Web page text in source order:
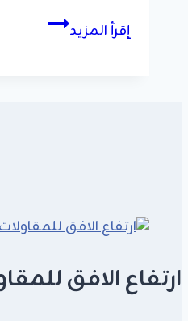
إقرأ المزيدمقاول
هناجر
وتصميم
هناجر
2026ارتفاع الافق